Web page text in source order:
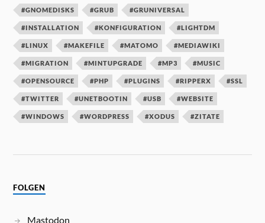
#GNOMEDISKS #GRUB #GRUNIVERSAL
#INSTALLATION #KONFIGURATION #LIGHTDM
#LINUX #MAKEFILE #MATOMO #MEDIAWIKI
#MIGRATION #MINTUPGRADE #MP3 #MUSIC
#OPENSOURCE #PHP #PLUGINS #RIPPERX #SSL
#TWITTER #UNETBOOTIN #USB #WEBSITE
#WINDOWS #WORDPRESS #XODUS #ZITATE
FOLGEN
Mastodon